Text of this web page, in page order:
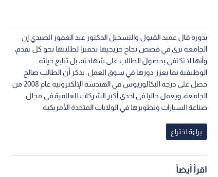
بدوره قال عميد القبول والتسجيل الدكتور عبد الغفور الصيدي إن
الجامعة ترى في قصص نجاح خريجيها تحفيزا لطلبتها نحو كل تقدم،
وأنها لا تكتفي بحصول الطالب على شهادته، بل تتابع حياته
الوظيفية بما يعزز دورها في سوق العمل. يذكر أن الطالب صالح
حصل على درجة البكالوريوس في الهندسة الإلكترونية عام 2008 من
الجامعة، ويعمل حاليا في احدى أكبر الشركات العالمية في مجال
صناعة السيارات وتطويرها في الولايات المتحدة الأمريكية.
براءة اختراع
اقرأ أيضاً